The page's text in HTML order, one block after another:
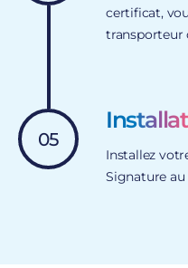
certificat,
transporteur
05
Installez
Signature